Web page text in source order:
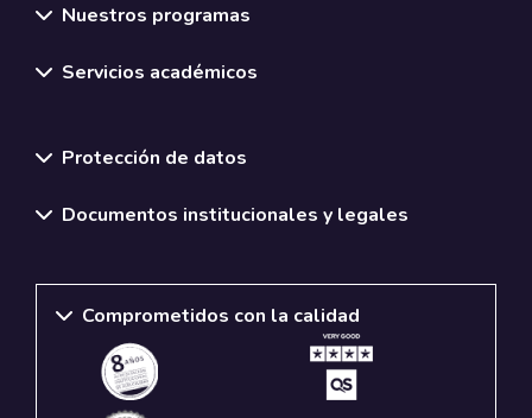
Nuestros programas
Servicios académicos
Protección de datos
Documentos institucionales y legales
Comprometidos con la calidad